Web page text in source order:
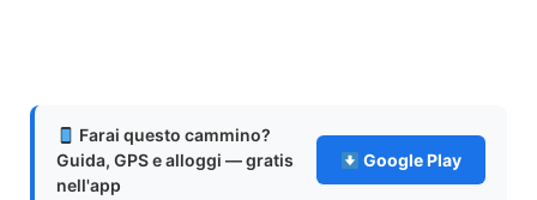
Farai questo cammino?
Guida, GPS e alloggi — gratis
nell'app
Google Play